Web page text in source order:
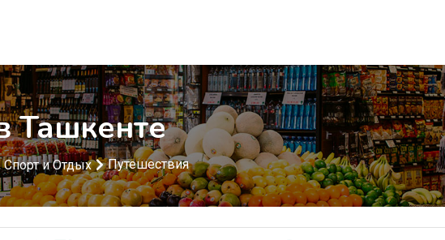
Ташкенте
Спорт и Отдых Путешествия